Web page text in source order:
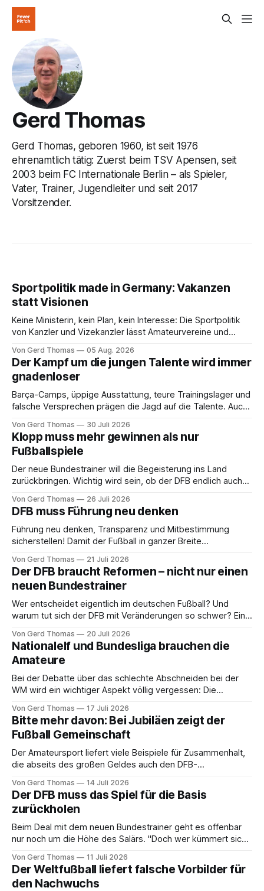
Gerd Thomas
Gerd Thomas, geboren 1960, ist seit 1976
ehrenamtlich tätig: Zuerst beim TSV Apensen, seit
2003 beim FC Internationale Berlin – als Spieler,
Vater, Trainer, Jugendleiter und seit 2017
Vorsitzender.
Sportpolitik made in Germany: Vakanzen
statt Visionen
Keine Ministerin, kein Plan, kein Interesse: Die Sportpolitik
von Kanzler und Vizekanzler lässt Amateurvereine und
Von Gerd Thomas 05 Aug. 2026
Der Kampf um die jungen Talente wird immer
gnadenloser
Barça-Camps, üppige Ausstattung, teure Trainingslager und
falsche Versprechen prägen die Jagd auf die Talente. Auch
Von Gerd Thomas 30 Juli 2026
Klopp muss mehr gewinnen als nur
Fußballspiele
Der neue Bundestrainer will die Begeisterung ins Land
zurückbringen. Wichtig wird sein, ob der DFB endlich auch
Thomas.
Von Gerd Thomas 26 Juli 2026
DFB muss Führung neu denken
Führung neu denken, Transparenz und Mitbestimmung
sicherstellen! Damit der Fußball in ganzer Breite
Von Gerd Thomas 21 Juli 2026
Der DFB braucht Reformen – nicht nur einen
neuen Bundestrainer
Wer entscheidet eigentlich im deutschen Fußball? Und
warum tut sich der DFB mit Veränderungen so schwer? Eine
Von Gerd Thomas 20 Juli 2026
Nationalelf und Bundesliga brauchen die
Amateure
Bei der Debatte über das schlechte Abschneiden bei der
WM wird ein wichtiger Aspekt völlig vergessen: Die
an
Von Gerd Thomas 17 Juli 2026
Bitte mehr davon: Bei Jubiläen zeigt der
Fußball Gemeinschaft
Der Amateursport liefert viele Beispiele für Zusammenhalt,
die abseits des großen Geldes auch den DFB-
berichten
Von Gerd Thomas 14 Juli 2026
Der DFB muss das Spiel für die Basis
zurückholen
Beim Deal mit dem neuen Bundestrainer geht es offenbar
nur noch um die Höhe des Salärs. "Doch wer kümmert sich
Von Gerd Thomas 11 Juli 2026
Der Weltfußball liefert falsche Vorbilder für
den Nachwuchs